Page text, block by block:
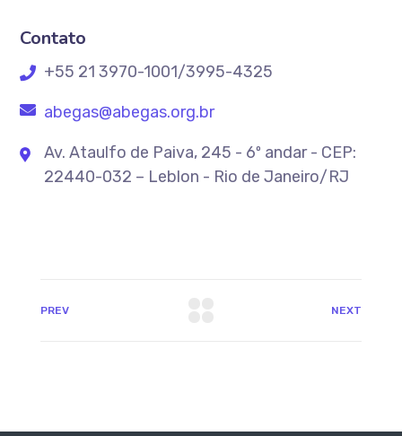
Contato
+55 21 3970-1001/3995-4325
abegas@abegas.org.br
Av. Ataulfo de Paiva, 245 - 6º andar - CEP:
22440-032 – Leblon - Rio de Janeiro/RJ
PREV NEXT